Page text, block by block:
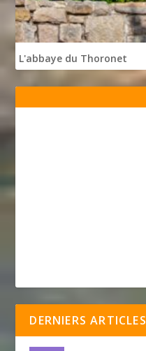
L'abbaye du Thoronet
DERNIERS ARTICLES